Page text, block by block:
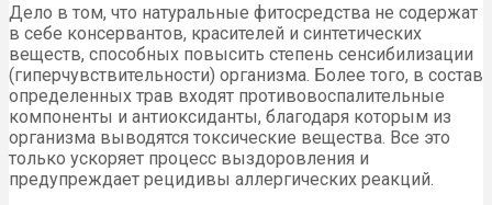
Дело в том, что натуральные фитосредства не содержат
в себе консервантов, красителей и синтетических
веществ, способных повысить степень сенсибилизации
(гиперчувствительности) организма. Более того, в состав
определенных трав входят противовоспалительные
компоненты и антиоксиданты, благодаря которым из
организма выводятся токсические вещества. Все это
только ускоряет процесс выздоровления и
предупреждает рецидивы аллергических реакций.